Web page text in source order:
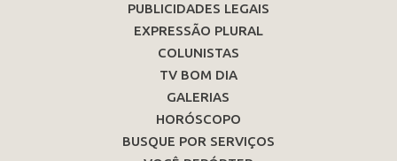
PUBLICIDADES LEGAIS
EXPRESSÃO PLURAL
COLUNISTAS
TV BOM DIA
GALERIAS
HORÓSCOPO
BUSQUE POR SERVIÇOS